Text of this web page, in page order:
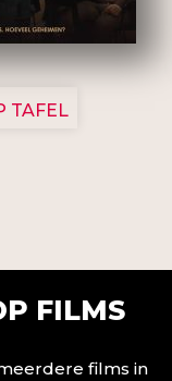
TAFEL
FILMS
films in